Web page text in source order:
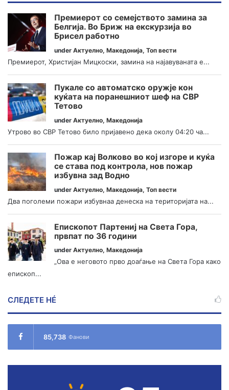
Премиерот со семејството замина за
Белгија. Во Бриж на екскурзија во
Брисел работно
under Актуелно, Македонија, Топ вести
Премиерот, Христијан Мицкоски, замина на најавуваната е...
Пукале со автоматско оружје кон
куќата на поранешниот шеф на СВР
Тетово
under Актуелно, Македонија
Утрово во СВР Тетово било пријавено дека околу 04:20 ча...
Пожар кај Волково во кој изгоре и куќа
се става под контрола, нов пожар
избувна зад Водно
under Актуелно, Македонија, Топ вести
Два поголеми пожари избувнаа денеска на територијата на...
Епископот Партениј на Света Гора,
првпат по 36 години
under Актуелно, Македонија
„Ова е неговото прво доаѓање на Света Гора како
епископ...
СЛЕДЕТЕ НÉ
85,738 Фанови